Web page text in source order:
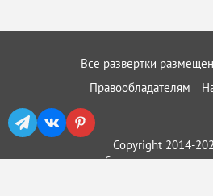
Все развертки
Правообладателям
Copyright 2014-
бумажного